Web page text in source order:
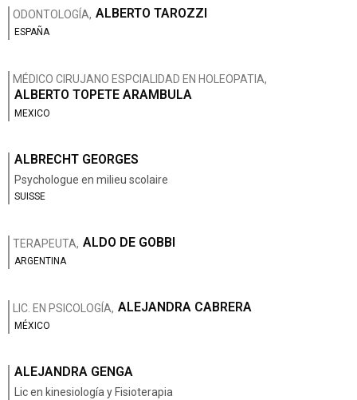
ODONTOLOGÍA, ALBERTO TAROZZI
ESPAÑA
MÉDICO CIRUJANO ESPCIALIDAD EN HOLEOPATIA,
ALBERTO TOPETE ARAMBULA
MEXICO
ALBRECHT GEORGES
Psychologue en milieu scolaire
SUISSE
TERAPEUTA, ALDO DE GOBBI
ARGENTINA
LIC. EN PSICOLOGÍA, ALEJANDRA CABRERA
MÉXICO
ALEJANDRA GENGA
Lic en kinesiología y Fisioterapia